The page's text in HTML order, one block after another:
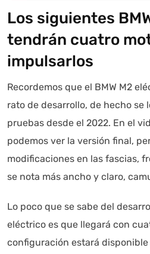
Los siguientes
tendrán cuatro
impulsarlos
Recordemos que el BMW M2
rato de desarrollo, de hecho se
pruebas desde el 2022. En el
podemos ver la versión final,
modificaciones en las fascias,
se nota más ancho y claro,
Lo poco que se sabe del
eléctrico es que llegará con
configuración estará